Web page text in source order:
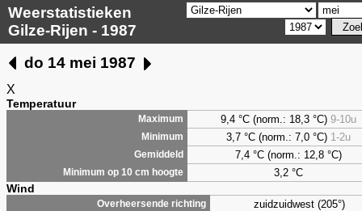
Weerstatistieken
Gilze-Rijen - 1987
do 14 mei 1987
X
Temperatuur
Maximum 9,4 °C (norm.: 18,3 °C) 9-10u
Minimum 3,7 °C (norm.: 7,0 °C) 1-2u
Gemiddeld 7,4 °C (norm.: 12,8 °C)
Minimum op 10 cm hoogte 3,2 °C
Wind
Overheersende richting zuidzuidwest (205°)